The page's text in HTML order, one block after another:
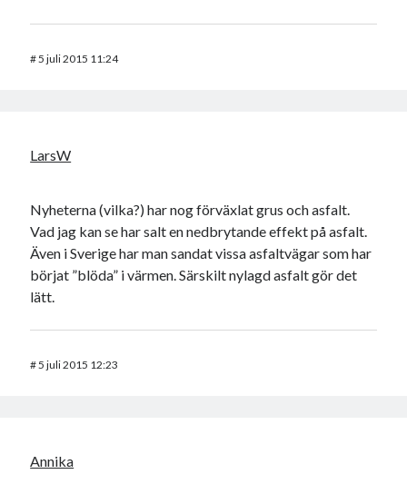
#5 juli 2015 11:24
LarsW
Nyheterna (vilka?) har nog förväxlat grus och asfalt.
Vad jag kan se har salt en nedbrytande effekt på asfalt.
Även i Sverige har man sandat vissa asfaltvägar som har
börjat ”blöda” i värmen. Särskilt nylagd asfalt gör det
lätt.
#5 juli 2015 12:23
Annika